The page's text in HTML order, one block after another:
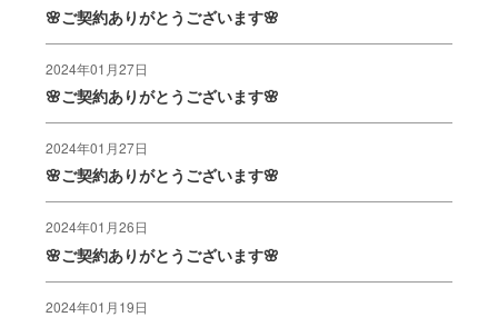
🌸ご契約ありがとうございます🌸
2024年01月27日
🌸ご契約ありがとうございます🌸
2024年01月27日
🌸ご契約ありがとうございます🌸
2024年01月26日
🌸ご契約ありがとうございます🌸
2024年01月19日